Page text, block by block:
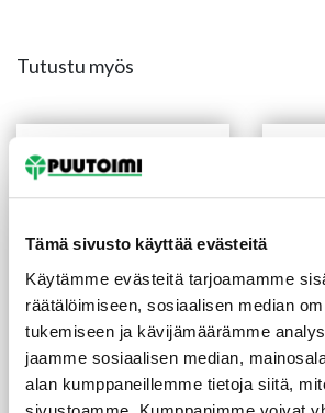
Tämä sivusto käyttää evästeitä
Käytämme evästeitä tarjoamamme
räätälöimiseen, sosiaalisen median
tukemiseen ja kävijämäärämme
jaamme sosiaalisen median,
alan kumppaneillemme tietoja siitä,
Tutustu myös
Peittosuoja Visa PM3 2,7 l
sävytettävä
51,00€/prk(18,89 €/L) 19,10€